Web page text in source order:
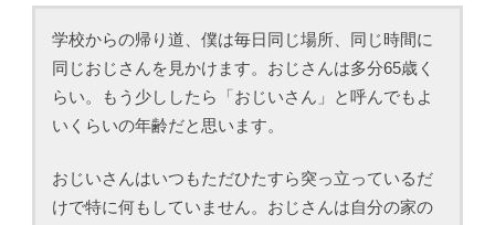
学校からの帰り道、僕は毎日同じ場所、同じ時間に
同じおじさんを見かけます。おじさんは多分65歳く
らい。もう少ししたら「おじいさん」と呼んでもよ
いくらいの年齢だと思います。
おじいさんはいつもただひたすら突っ立っているだ
けで特に何もしていません。おじさんは自分の家の